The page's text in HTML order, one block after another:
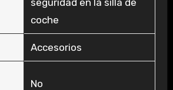
coche
‎Accesorios
‎No